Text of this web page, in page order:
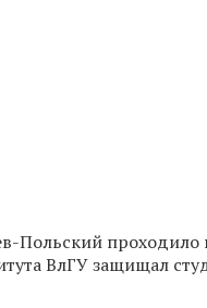
Польский проходило
ВлГУ защищал